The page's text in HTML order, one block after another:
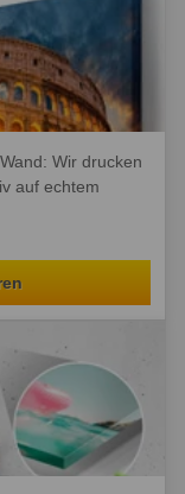
Wir drucken
auf echtem